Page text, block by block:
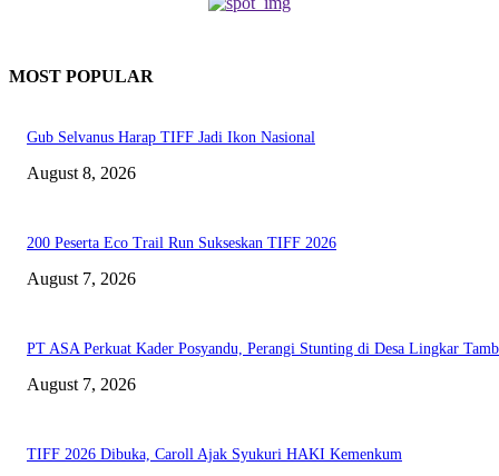
MOST POPULAR
Gub Selvanus Harap TIFF Jadi Ikon Nasional
August 8, 2026
200 Peserta Eco Trail Run Sukseskan TIFF 2026
August 7, 2026
PT ASA Perkuat Kader Posyandu, Perangi Stunting di Desa Lingkar
August 7, 2026
TIFF 2026 Dibuka, Caroll Ajak Syukuri HAKI Kemenkum